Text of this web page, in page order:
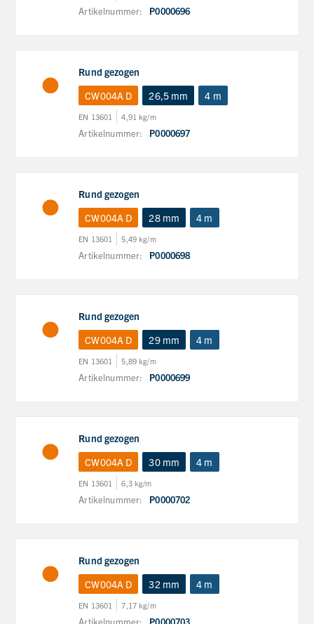
Artikelnummer: P0000696
Rund gezogen
CW004A D
26,5 mm 4 m
EN 13601 4,91 kg/m
Artikelnummer: P0000697
Rund gezogen
CW004A D
28 mm 4 m
EN 13601 5,49 kg/m
Artikelnummer: P0000698
Rund gezogen
CW004A D
29 mm 4 m
EN 13601 5,89 kg/m
Artikelnummer: P0000699
Rund gezogen
CW004A D
30 mm 4 m
EN 13601 6,3 kg/m
Artikelnummer: P0000702
Rund gezogen
CW004A D
32 mm 4 m
EN 13601 7,17 kg/m
Artikelnummer: P0000703